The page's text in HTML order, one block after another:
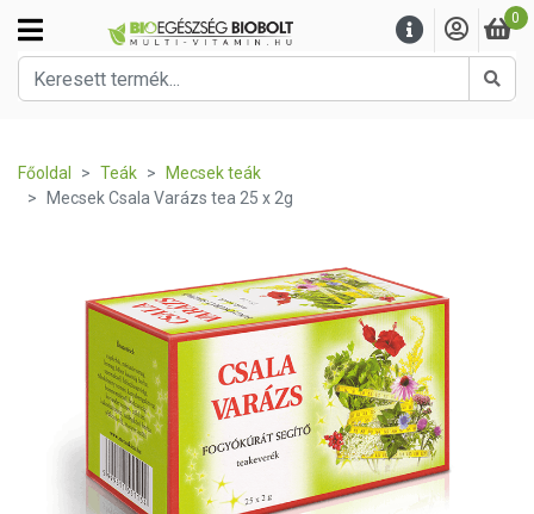
0
Főoldal Teák
Mecsek teák
Mecsek Csala Varázs tea 25 x 2g